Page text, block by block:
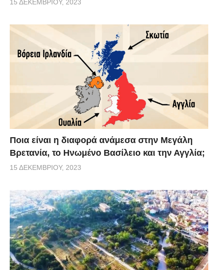
15 ΔΕΚΕΜΒΡΊΟΥ, 2023
Ποια είναι η διαφορά ανάμεσα στην Μεγάλη
Βρετανία, το Ηνωμένο Βασίλειο και την Αγγλία;
15 ΔΕΚΕΜΒΡΊΟΥ, 2023